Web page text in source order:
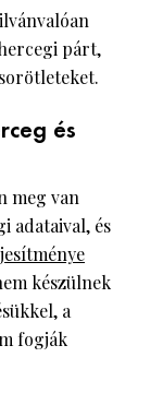
párt,
és
meg van
adataival, és
készülnek
a
fogják